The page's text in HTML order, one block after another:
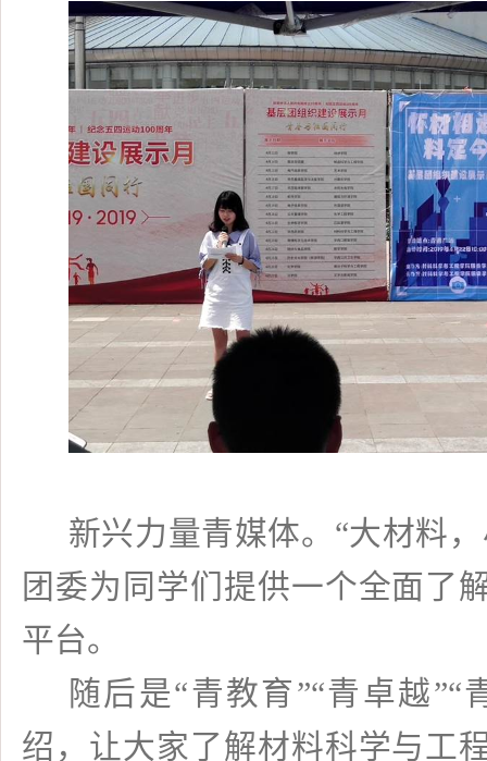
新兴力量青媒体。“大材料
团委为同学们提供一个全面了
平台。
随后是“青教育”“青卓越”“
绍，让大家了解材料科学与工